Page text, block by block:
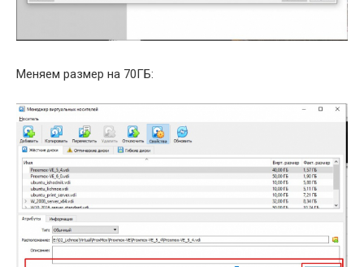
Меняем размер на 70ГБ: